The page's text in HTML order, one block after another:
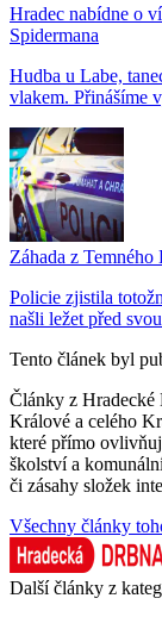
Hradec nabídne o
Spidermana
Hudba u Labe,
vlakem. Přinášíme
Záhada z
Policie zjistila
našli ležet před
Tento článek byl
Články z Hradecké
Králové a celého
které přímo
školství a
či zásahy složek
Všechny články
Další články z